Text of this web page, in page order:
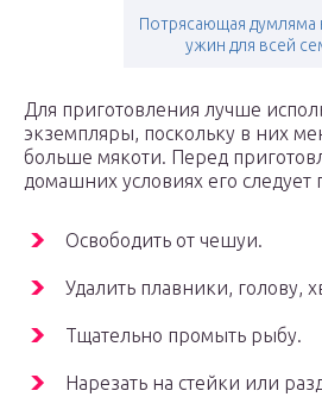
Потрясающая думляма
ужин для всей
Для приготовления лучше
экземпляры, поскольку в них
больше мякоти. Перед
домашних условиях его следует
Освободить от чешуи.
Удалить плавники, голову,
Тщательно промыть рыбу.
Нарезать на стейки или